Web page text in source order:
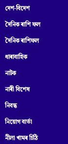
দেশ-বিদেশ
দৈনিক ৰাশি ফল
দৈনিক ৰাশিফল
ধাৰাবাহিক
নাটক
নাৰী বিশেষ
নিবন্ধ
নিয়োগ বাৰ্তা
নীলা খামৰ চিঠি